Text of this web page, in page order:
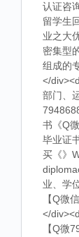
认证咨
留学生
业之大
密集型
组成的
</
部门、
书《Q
毕业证
买《》
业、学
【Q微
</
【Q微